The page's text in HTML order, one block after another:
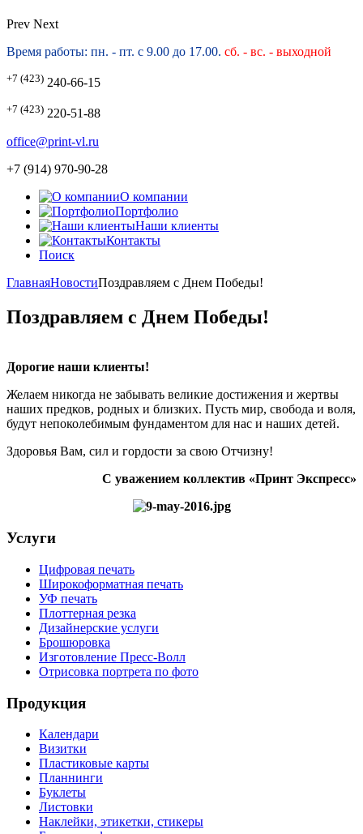
Prev Next
Время работы: пн. - пт. с 9.00 до 17.00. сб. - вс. - выходной
+7 (423) 240-66-15
+7 (423) 220-51-88
office@print-vl.ru
+7 (914) 970-90-28
О компании
Портфолио
Наши клиенты
Контакты
Поиск
ГлавнаяНовостиПоздравляем с Днем Победы!
Поздравляем с Днем Победы!
Дорогие наши клиенты!
Желаем никогда не забывать великие достижения и жертвы
наших предков, родных и близких. Пусть мир, свобода и воля,
будут непоколебимым фундаментом для нас и наших детей.
Здоровья Вам, сил и гордости за свою Отчизну!
С уважением коллектив «Принт Экспресс»
Услуги
Цифровая печать
Широкоформатная печать
УФ печать
Плоттерная резка
Дизайнерские услуги
Брошюровка
Изготовление Пресс-Волл
Отрисовка портрета по фото
Продукция
Календари
Визитки
Пластиковые карты
Планнинги
Буклеты
Листовки
Наклейки, этикетки, стикеры